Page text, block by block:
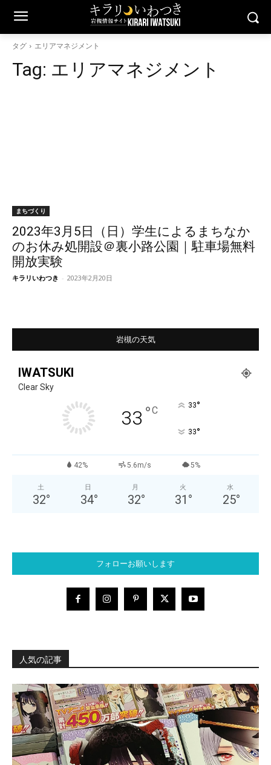
タグ エリアマネジメント
Tag: エリアマネジメント
まちづくり
2023年3月5日（日）学生によるまちなか
のお休み処開設＠裏小路公園｜駐車場無料
開放実験
キラリいわつき - 2023年2月20日
岩槻の天気
IWATSUKI
Clear Sky
33 °C 33°
33°
42% 5.6m/s 5%
土
32°
日
34°
月
32°
火
31 °
水
25°
フォローお願いします
人気の記事